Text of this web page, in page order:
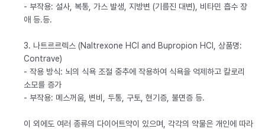
- 부작용: 설사, 복통, 가스 발생, 지방변 (기름진 대변), 비타민 흡수 장
애 등.등.
3. 나트르르렉스 (Naltrexone HCl and Bupropion HCl, 상품명:
Contrave)
- 작용 방식: 뇌의 식욕 조절 중추에 작용하여 식욕을 억제하고 칼로리
소모를 증가
- 부작용: 메스꺼움, 변비, 두통, 구토, 현기증, 불면증 등.
이 외에도 여러 종류의 다이어트약이 있으며, 각각의 약물은 개인에 따라